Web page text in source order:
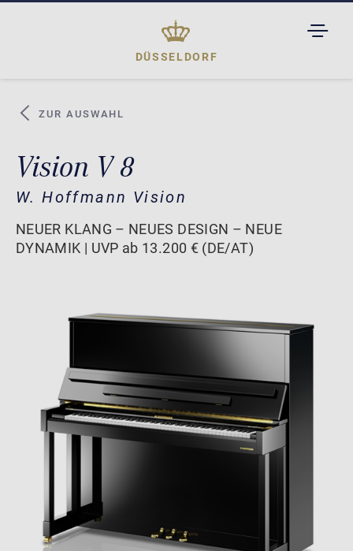
DÜSSELDORF
ZUR AUSWAHL
Vision V 8
W. Hoffmann Vision
NEUER KLANG – NEUES DESIGN – NEUE
DYNAMIK | UVP ab 13.200 € (DE/AT)